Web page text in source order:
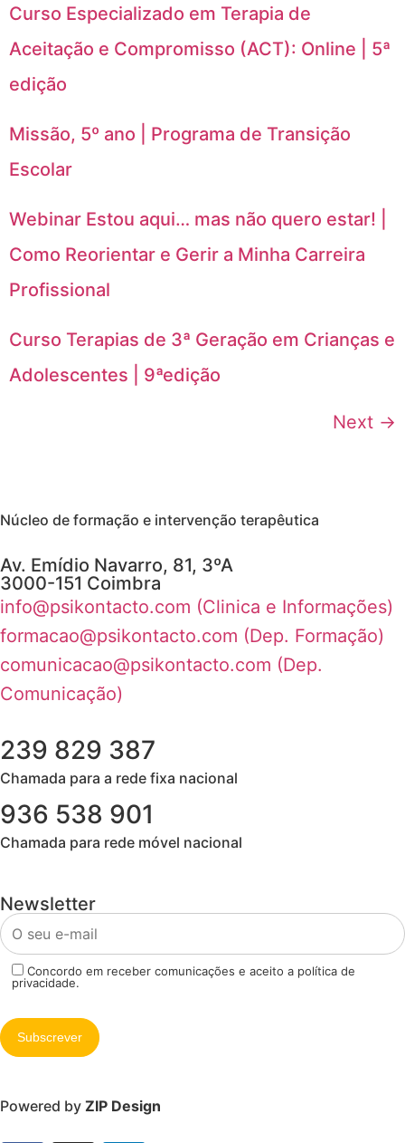
Curso Especializado em Terapia de
Aceitação e Compromisso (ACT): Online | 5ª
edição
Missão, 5º ano | Programa de Transição
Escolar
Webinar Estou aqui… mas não quero estar! |
Como Reorientar e Gerir a Minha Carreira
Profissional
Curso Terapias de 3ª Geração em Crianças e
Adolescentes | 9ªedição
Next →
Núcleo de formação e intervenção terapêutica
Av. Emídio Navarro, 81, 3ºA
3000-151 Coimbra
info@psikontacto.com (Clinica e Informações)
formacao@psikontacto.com (Dep. Formação)
comunicacao@psikontacto.com (Dep.
Comunicação)
239 829 387
Chamada para a rede fixa nacional​
936 538 901
Chamada para rede móvel nacional
Newsletter
Concordo em receber comunicações e aceito a política de
privacidade.
Powered by ZIP Design